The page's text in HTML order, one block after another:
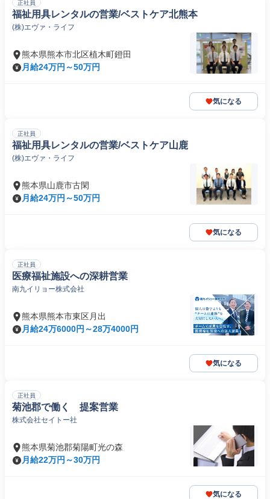
正社員
福祉用具レンタルの営業/ベストケア北熊本
(株)エヴァ・ライフ
熊本県熊本市北区植木町鐙田
月給24万円～50万円
気になる
正社員
福祉用具レンタルの営業/ベストケア山鹿
(株)エヴァ・ライフ
熊本県山鹿市古閑
月給24万円～50万円
気になる
正社員
医療福祉施設への深耕営業
南九イリョー株式会社
熊本県熊本市東区月出
月給24万6000円～28万4000円
気になる
正社員
菊池郡で働く 提案営業
株式会社セイトー社
熊本県菊池郡菊陽町光の森
月給22万円～30万円
気になる